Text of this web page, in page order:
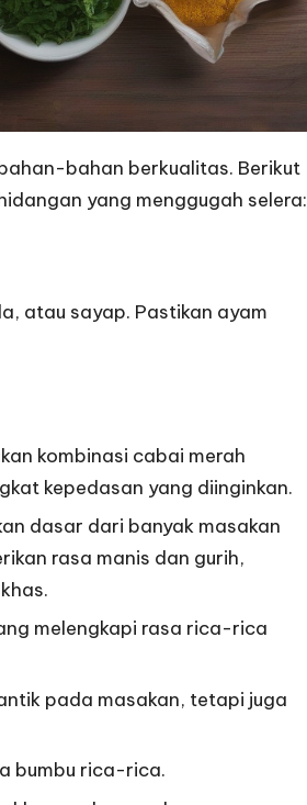
bahan berkualitas. Berikut
yang menggugah selera:
atau sayap. Pastikan ayam
kombinasi cabai merah
kepedasan yang diinginkan.
dasar dari banyak masakan
rasa manis dan gurih,
melengkapi rasa rica-rica
pada masakan, tetapi juga
bumbu rica-rica.